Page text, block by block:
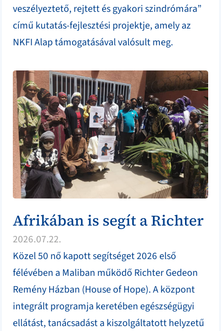
veszélyeztető, rejtett és gyakori szindrómára”
című kutatás-fejlesztési projektje, amely az
NKFI Alap támogatásával valósult meg.
Afrikában is segít a Richter
2026.07.22.
Közel 50 nő kapott segítséget 2026 első
félévében a Maliban működő Richter Gedeon
Remény Házban (House of Hope). A központ
integrált programja keretében egészségügyi
ellátást, tanácsadást a kiszolgáltatott helyzetű